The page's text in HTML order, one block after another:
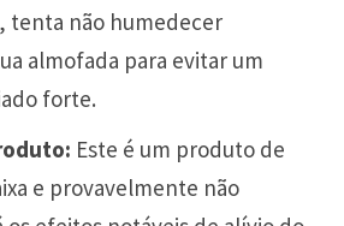
tenta não humedecer
almofada para evitar um
forte.
Este é um produto de
e provavelmente não